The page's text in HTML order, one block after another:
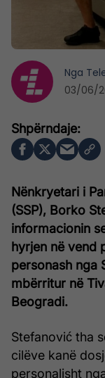
Nënkryetari i
(SSP), Borko
informacionin
hyrjen në vend
personash nga
mbërritur në
Beogradi.
Stefanović tha
cilëve kanë
personalisht
Nga
03/06/